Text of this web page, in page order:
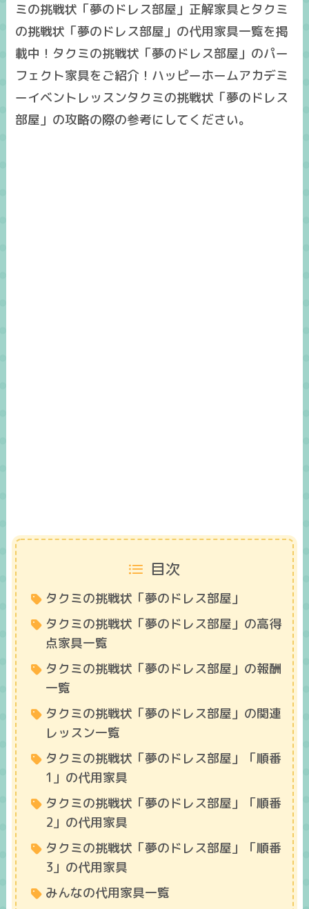
ミの挑戦状「夢のドレス部屋」正解家具とタクミ
の挑戦状「夢のドレス部屋」の代用家具一覧を掲
載中！タクミの挑戦状「夢のドレス部屋」のパー
フェクト家具をご紹介！ハッピーホームアカデミ
ーイベントレッスンタクミの挑戦状「夢のドレス
部屋」の攻略の際の参考にしてください。
目次
タクミの挑戦状「夢のドレス部屋」
タクミの挑戦状「夢のドレス部屋」の高得
点家具一覧
タクミの挑戦状「夢のドレス部屋」の報酬
一覧
タクミの挑戦状「夢のドレス部屋」の関連
レッスン一覧
タクミの挑戦状「夢のドレス部屋」「順番
1」の代用家具
タクミの挑戦状「夢のドレス部屋」「順番
2」の代用家具
タクミの挑戦状「夢のドレス部屋」「順番
3」の代用家具
みんなの代用家具一覧